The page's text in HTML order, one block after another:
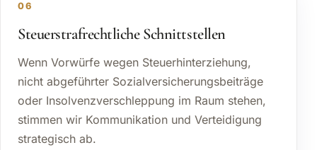
06
Steuerstrafrechtliche Schnittstellen
Wenn Vorwürfe wegen Steuerhinterziehung,
nicht abgeführter Sozialversicherungsbeiträge
oder Insolvenzverschleppung im Raum stehen,
stimmen wir Kommunikation und Verteidigung
strategisch ab.